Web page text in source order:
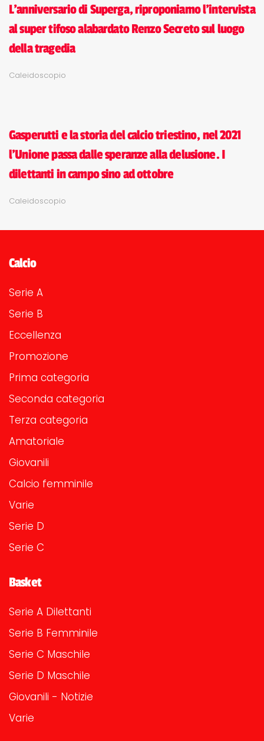
L'anniversario di Superga, riproponiamo l'intervista
al super tifoso alabardato Renzo Secreto sul luogo
della tragedia
Caleidoscopio
Gasperutti e la storia del calcio triestino, nel 2021
l'Unione passa dalle speranze alla delusione. I
dilettanti in campo sino ad ottobre
Caleidoscopio
Calcio
Serie A
Serie B
Eccellenza
Promozione
Prima categoria
Seconda categoria
Terza categoria
Amatoriale
Giovanili
Calcio femminile
Varie
Serie D
Serie C
Basket
Serie A Dilettanti
Serie B Femminile
Serie C Maschile
Serie D Maschile
Giovanili - Notizie
Varie